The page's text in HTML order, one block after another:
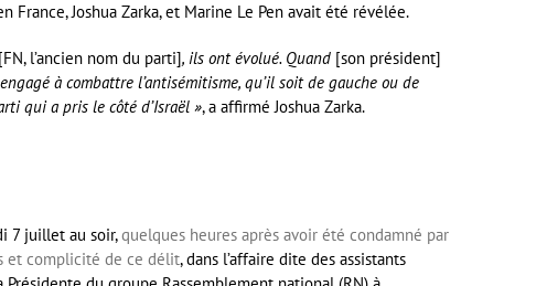
France, Joshua Zarka, et Marine Le Pen avait été révélée.
[FN, l’ancien nom du parti], ils ont évolué. Quand [son président]
engagé à combattre l’antisémitisme, qu’il soit de gauche ou de
qui a pris le côté d’Israël », a affirmé Joshua Zarka.
7 juillet au soir,quelques heures après avoir été condamné par
et complicité de ce délit, dans l’affaire dite des assistants